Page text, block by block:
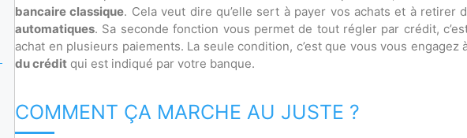
bancaire classique. Cela veut dire qu’elle sert à payer vos achats et à retirer
automatiques. Sa seconde fonction vous permet de tout régler par crédit,
achat en plusieurs paiements. La seule condition, c’est que vous vous
du crédit qui est indiqué par votre banque.
COMMENT ÇA MARCHE AU JUSTE ?